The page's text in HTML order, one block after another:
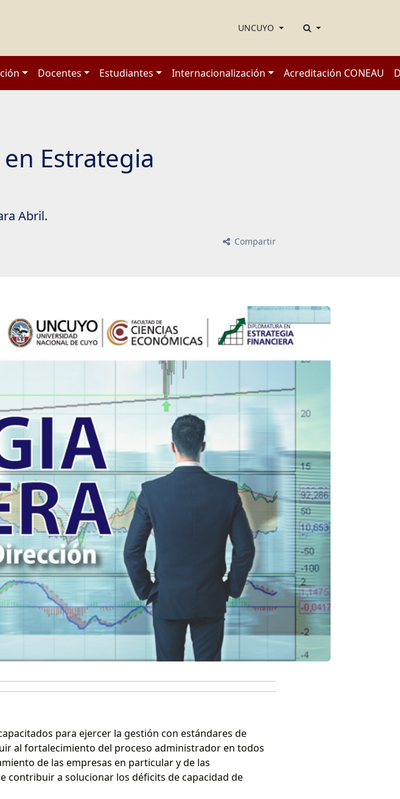
UNCUYO
Docentes Estudiantes Internacionalización Acreditación CONEAU
Estrategia
Abril.
Compartir
para ejercer la gestión con estándares de
al fortalecimiento del proceso administrador en todos
de las empresas en particular y de las
contribuir a solucionar los déficits de capacidad de